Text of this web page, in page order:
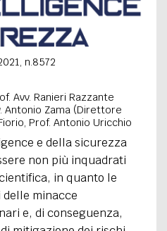
n.8572
Avv. Ranieri Razzante
Antonio Zama (Direttore
Prof. Antonio Uricchio
e della sicurezza
non più inquadrati
in quanto le
minacce
e, di conseguenza,